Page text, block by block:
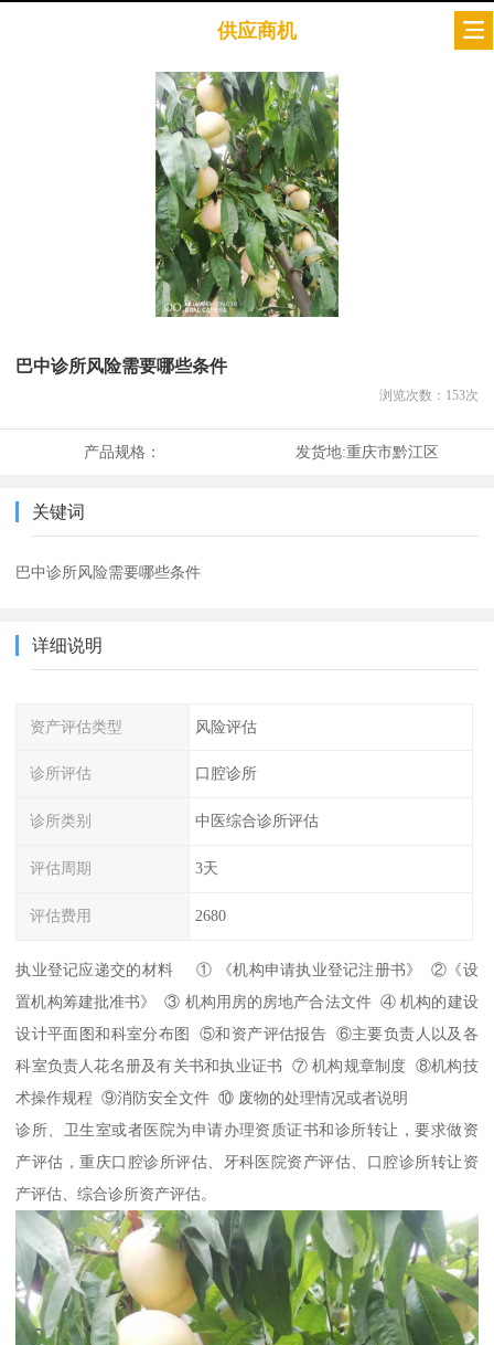
供应商机
巴中诊所风险需要哪些条件
浏览次数： 153次
产品规格： 发货地:重庆市黔江区
关键词
巴中诊所风险需要哪些条件
详细说明
资产评估类型 风险评估
诊所评估 口腔诊所
诊所类别 中医综合诊所评估
评估周期 3天
评估费用 2680
执业登记应递交的材料 ① 《机构申请执业登记注册书》 ②《设
置机构筹建批准书》 ③ 机构用房的房地产合法文件 ④ 机构的建设
设计平面图和科室分布图 ⑤和资产评估报告 ⑥主要负责人以及各
科室负责人花名册及有关书和执业证书 ⑦ 机构规章制度 ⑧机构技
术操作规程 ⑨消防安全文件 ⑩ 废物的处理情况或者说明
诊所、卫生室或者医院为申请办理资质证书和诊所转让，要求做资
产评估，重庆口腔诊所评估、牙科医院资产评估、口腔诊所转让资
产评估、综合诊所资产评估。